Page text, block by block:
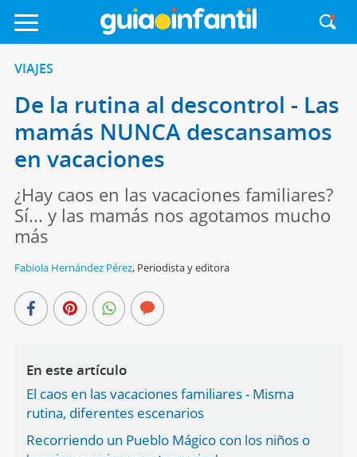
VIAJES
De la rutina al descontrol - Las
mamás NUNCA descansamos
en vacaciones
¿Hay caos en las vacaciones familiares?
Sí... y las mamás nos agotamos mucho
más
Fabiola Hernández Pérez, Periodista y editora
En este artículo
El caos en las vacaciones familiares - Misma
rutina, diferentes escenarios
Recorriendo un Pueblo Mágico con los niños o